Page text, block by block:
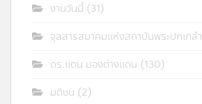
งานวันนี้ (31)
จุลสารสมาคมแห่งสถาบันพระปกเกล้า
ดร.แดน มองต่างแดน (130)
มติชน (2)